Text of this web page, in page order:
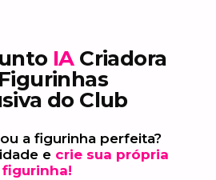
IACriadora
do Club
a figurinha perfeita?
e crie sua própria
figurinha!